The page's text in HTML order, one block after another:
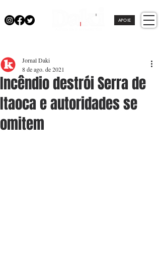
APOIE
Incêndio destrói Serra de
Itaoca e autoridades se
omitem
Jornal Daki
8 de ago. de 2021